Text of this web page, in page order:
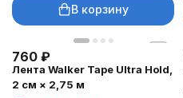
В корзину
760 ₽
Лента Walker Tape Ultra Hold,
2 см × 2,75 м